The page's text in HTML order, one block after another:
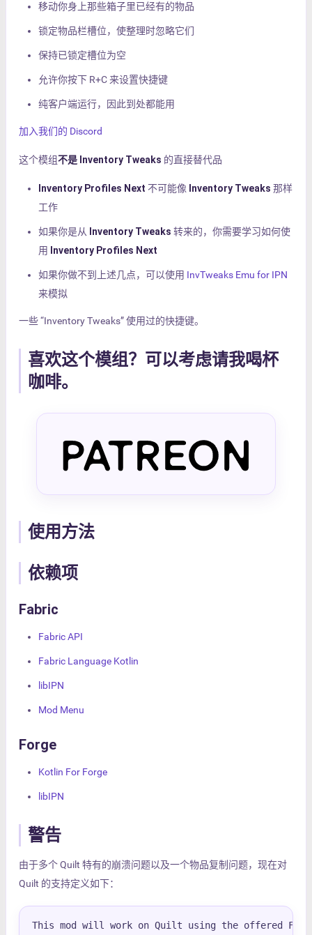
移动你身上那些箱子里已经有的物品
锁定物品栏槽位，使整理时忽略它们
保持已锁定槽位为空
允许你按下 R+C 来设置快捷键
纯客户端运行，因此到处都能用
加入我们的 Discord
这个模组不是 Inventory Tweaks 的直接替代品
Inventory Profiles Next 不可能像 Inventory Tweaks 那样
工作
如果你是从 Inventory Tweaks 转来的，你需要学习如何使
用
Inventory Profiles Next
如果你做不到上述几点，可以使用 InvTweaks Emu for IPN
来模拟
一些 “Inventory Tweaks” 使用过的快捷键。
喜欢这个模组？可以考虑请我喝杯
咖啡。
使用方法
依赖项
Fabric
Fabric API
Fabric Language Kotlin
libIPN
Mod Menu
Forge
Kotlin For Forge
libIPN
警告
由于多个 Quilt 特有的崩溃问题以及一个物品复制问题，现在对
Quilt 的支持定义如下：
This mod will work on Quilt using the offered